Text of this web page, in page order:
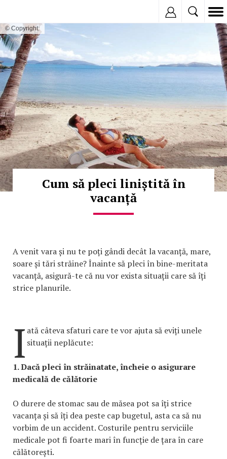
© Copyright:
Cum să pleci liniștită în
vacanță
A venit vara și nu te poți gândi decât la vacanță, mare,
soare și tări străine? Înainte să pleci în bine-meritata
vacanță, asigură-te că nu vor exista situații care să îți
strice planurile.
I ată câteva sfaturi care te vor ajuta să eviți unele
situații neplăcute:
1. Dacă pleci în străinatate, încheie o asigurare
medicală de călătorie
O durere de stomac sau de măsea pot sa îți strice
vacanța și să îți dea peste cap bugetul, asta ca să nu
vorbim de un accident. Costurile pentru serviciile
medicale pot fi foarte mari în funcție de țara în care
călătorești.